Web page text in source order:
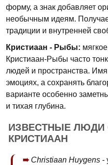
форму, а знак добавляет
необычным идеям.
традиции и внутренней
Кристиаан - Рыбы:
Кристиаан-Рыбы часто
людей и пространства.
эмоциях, а сохранять
варианте особенно
и тихая глубина.
ИЗВЕСТНЫЕ ЛЮДИ
КРИСТИААН
Christiaan Huygens -